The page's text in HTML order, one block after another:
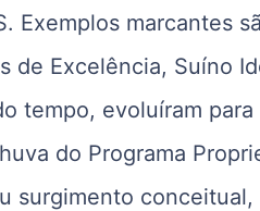
Exemplos marcantes
de Excelência, Suíno
tempo, evoluíram para
do Programa
surgimento conceitual,